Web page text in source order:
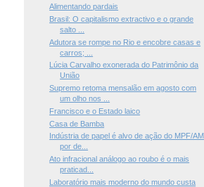
Alimentando pardais
Brasil: O capitalismo extractivo e o grande
salto ...
Adutora se rompe no Rio e encobre casas e
carros; ...
Lúcia Carvalho exonerada do Patrimônio da
União
Supremo retoma mensalão em agosto com
um olho nos ...
Francisco e o Estado laico
Casa de Bamba
Indústria de papel é alvo de ação do MPF/AM
por de...
Ato infracional análogo ao roubo é o mais
praticad...
Laboratório mais moderno do mundo custa